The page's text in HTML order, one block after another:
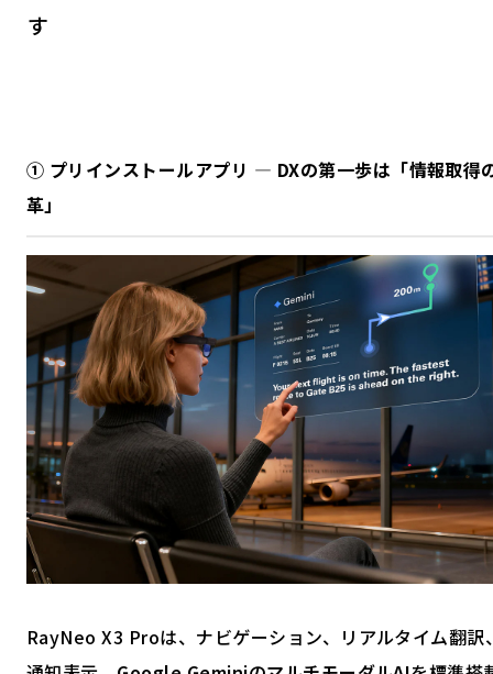
す
① プリインストールアプリ ― DXの第一歩は「情報取得
革」
RayNeo X3 Proは、ナビゲーション、リアルタイム翻訳